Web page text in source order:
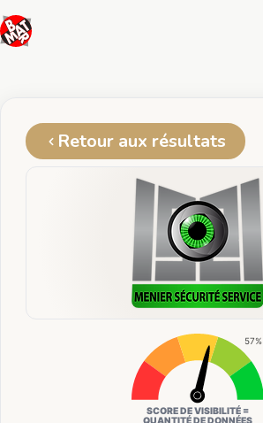
au
contenu
Retour aux résultats
57%
SCORE DE VISIBILITÉ =